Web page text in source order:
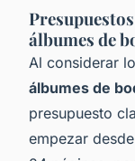
álbumes de
Al considerar
álbumes de
presupuesto
empezar